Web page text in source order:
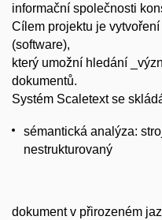
informační společnosti
Cílem projektu je
(software),
který umožní hledání
dokumentů.
Systém Scaletext se
sémantická analýza:
nestrukturovaný
dokument v přirozeném